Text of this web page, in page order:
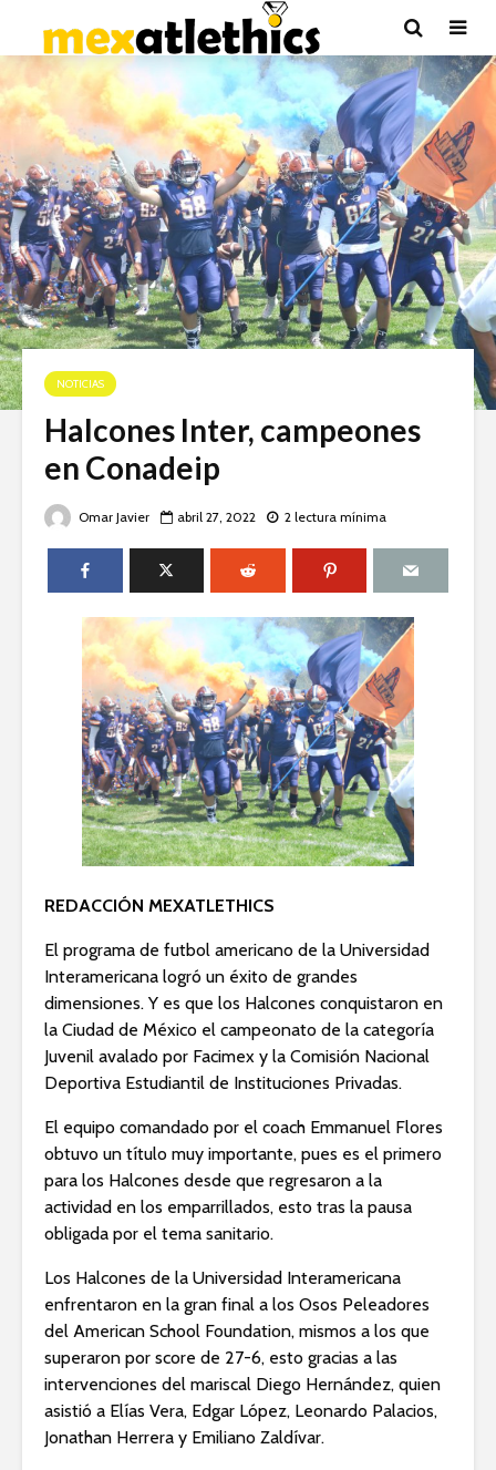
NOTICIAS
Halcones Inter, campeones
en Conadeip
Omar Javier abril 27, 2022 2 lectura mínima
REDACCIÓN MEXATLETHICS
El programa de futbol americano de la Universidad
Interamericana logró un éxito de grandes
dimensiones. Y es que los Halcones conquistaron en
la Ciudad de México el campeonato de la categoría
Juvenil avalado por Facimex y la Comisión Nacional
Deportiva Estudiantil de Instituciones Privadas.
El equipo comandado por el coach Emmanuel Flores
obtuvo un título muy importante, pues es el primero
para los Halcones desde que regresaron a la
actividad en los emparrillados, esto tras la pausa
obligada por el tema sanitario.
Los Halcones de la Universidad Interamericana
enfrentaron en la gran final a los Osos Peleadores
del American School Foundation, mismos a los que
superaron por score de 27-6, esto gracias a las
intervenciones del mariscal Diego Hernández, quien
asistió a Elías Vera, Edgar López, Leonardo Palacios,
Jonathan Herrera y Emiliano Zaldívar.